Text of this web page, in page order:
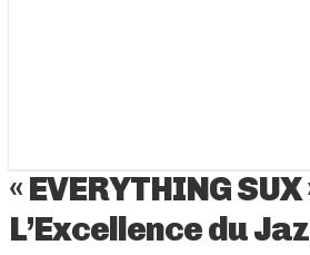
« EVERYTHING
L’Excellence du